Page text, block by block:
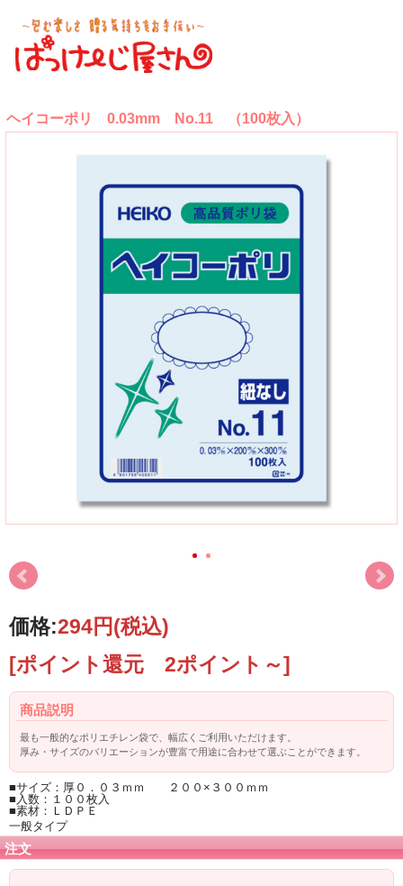
ヘイコーポリ 0.03mm No.11 （100枚入）
価格:294円(税込)
[ポイント還元 2ポイント～]
商品説明
最も一般的なポリエチレン袋で、幅広くご利用いただけます。
厚み・サイズのバリエーションが豊富で用途に合わせて選ぶことができます。
■サイズ：厚０．０３ｍｍ ２００×３００ｍｍ
■入数：１００枚入
■素材：ＬＤＰＥ
一般タイプ
注文